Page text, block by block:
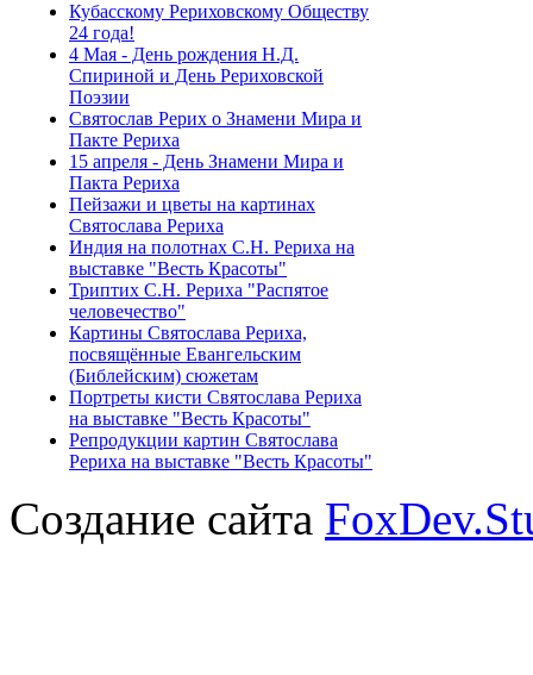
Кубасскому Рериховскому Обществу
24 года!
4 Мая - День рождения Н.Д.
Спириной и День Рериховской
Поэзии
Святослав Рерих о Знамени Мира и
Пакте Рериха
15 апреля - День Знамени Мира и
Пакта Рериха
Пейзажи и цветы на картинах
Святослава Рериха
Индия на полотнах С.Н. Рериха на
выставке "Весть Красоты"
Триптих С.Н. Рериха "Распятое
человечество"
Картины Святослава Рериха,
посвящённые Евангельским
(Библейским) сюжетам
Портреты кисти Святослава Рериха
на выставке "Весть Красоты"
Репродукции картин Святослава
Рериха на выставке "Весть Красоты"
Создание сайта